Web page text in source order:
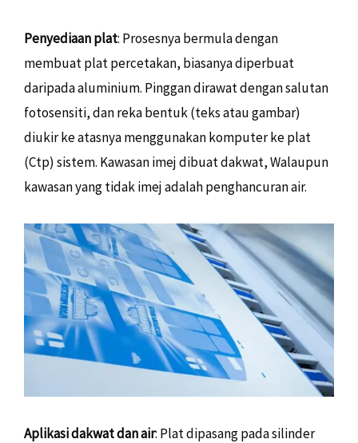
Penyediaan plat: Prosesnya bermula dengan
membuat plat percetakan, biasanya diperbuat
daripada aluminium. Pinggan dirawat dengan salutan
fotosensiti, dan reka bentuk (teks atau gambar)
diukir ke atasnya menggunakan komputer ke plat
(Ctp) sistem. Kawasan imej dibuat dakwat, Walaupun
kawasan yang tidak imej adalah penghancuran air.
Aplikasi dakwat dan air: Plat dipasang pada silinder